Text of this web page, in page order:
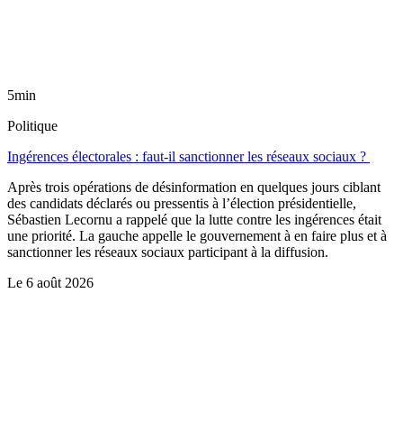
5min
Politique
Ingérences électorales : faut-il sanctionner les réseaux sociaux ?
Après trois opérations de désinformation en quelques jours ciblant
des candidats déclarés ou pressentis à l’élection présidentielle,
Sébastien Lecornu a rappelé que la lutte contre les ingérences était
une priorité. La gauche appelle le gouvernement à en faire plus et à
sanctionner les réseaux sociaux participant à la diffusion.
Le 6 août 2026